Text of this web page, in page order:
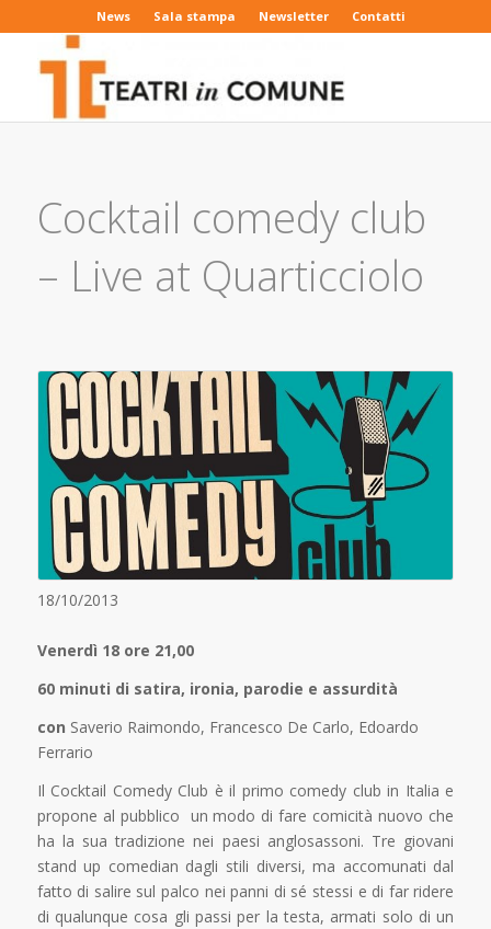
News Sala stampa Newsletter Contatti
Cocktail comedy club
– Live at Quarticciolo
18/10/2013
Venerdì 18 ore 21,00
60 minuti di satira, ironia, parodie e assurdità
con Saverio Raimondo, Francesco De Carlo, Edoardo
Ferrario
Il Cocktail Comedy Club è il primo comedy club in Italia e
propone al pubblico un modo di fare comicità nuovo che
ha la sua tradizione nei paesi anglosassoni. Tre giovani
stand up comedian dagli stili diversi, ma accomunati dal
fatto di salire sul palco nei panni di sé stessi e di far ridere
di qualunque cosa gli passi per la testa, armati solo di un